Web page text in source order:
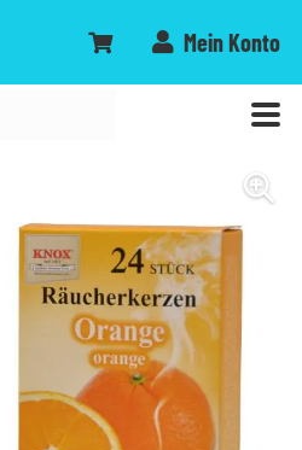
Mein Konto